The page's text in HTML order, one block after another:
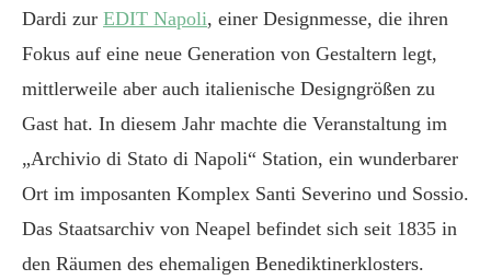
Dardi zur EDIT Napoli, einer Designmesse, die ihren
Fokus auf eine neue Generation von Gestaltern legt,
mittlerweile aber auch italienische Designgrößen zu
Gast hat. In diesem Jahr machte die Veranstaltung im
„Archivio di Stato di Napoli“ Station, ein wunderbarer
Ort im imposanten Komplex Santi Severino und Sossio.
Das Staatsarchiv von Neapel befindet sich seit 1835 in
den Räumen des ehemaligen Benediktinerklosters.